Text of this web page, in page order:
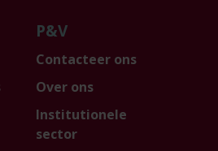
P&V
Contacteer ons
Over ons
Institutionele
sector